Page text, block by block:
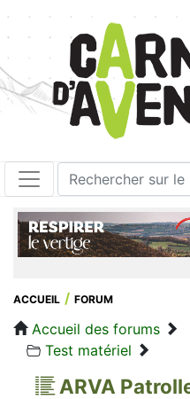
ACCUEIL FORUM
Accueil des forums
Test matériel
ARVA